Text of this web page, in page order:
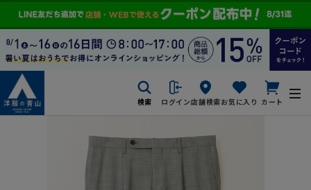
検索 ログイン店舗検索お気に入り カート